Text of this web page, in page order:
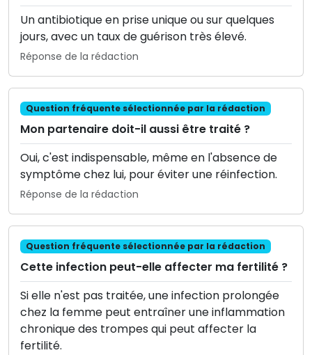
Un antibiotique en prise unique ou sur quelques
jours, avec un taux de guérison très élevé.
Réponse de la rédaction
Question fréquente sélectionnée par la rédaction
Mon partenaire doit-il aussi être traité ?
Oui, c'est indispensable, même en l'absence de
symptôme chez lui, pour éviter une réinfection.
Réponse de la rédaction
Question fréquente sélectionnée par la rédaction
Cette infection peut-elle affecter ma fertilité ?
Si elle n'est pas traitée, une infection prolongée
chez la femme peut entraîner une inflammation
chronique des trompes qui peut affecter la
fertilité.